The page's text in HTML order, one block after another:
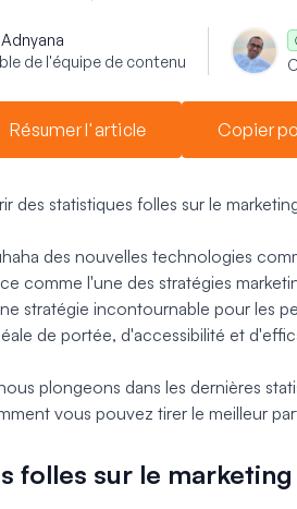
de l'équipe de contenu
Résumer l'article Copier
des statistiques folles sur le
des nouvelles technologies
comme l'une des stratégies
stratégie incontournable pour les
de portée, d'accessibilité et
plongeons dans les dernières
vous pouvez tirer le meilleur
folles sur le